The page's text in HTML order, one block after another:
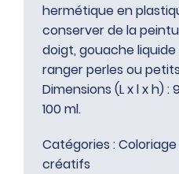
hermétique en
conserver de la
doigt, gouache
ranger perles ou
Dimensions (L x l x h)
100 ml.
Catégories :
créatifs